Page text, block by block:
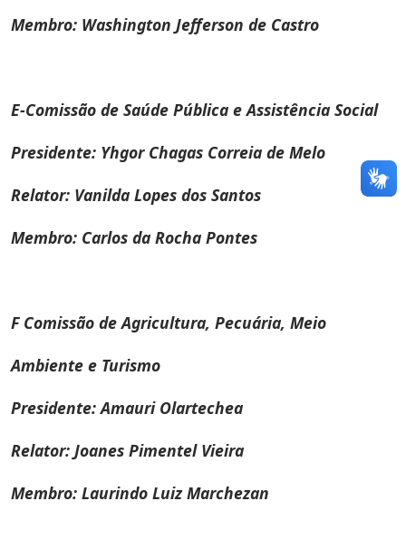
Membro: Washington Jefferson de Castro
E-Comissão de Saúde Pública e Assistência Social
Presidente: Yhgor Chagas Correia de Melo
Relator: Vanilda Lopes dos Santos
Membro: Carlos da Rocha Pontes
F Comissão de Agricultura, Pecuária, Meio
Ambiente e Turismo
Presidente: Amauri Olartechea
Relator: Joanes Pimentel Vieira
Membro: Laurindo Luiz Marchezan